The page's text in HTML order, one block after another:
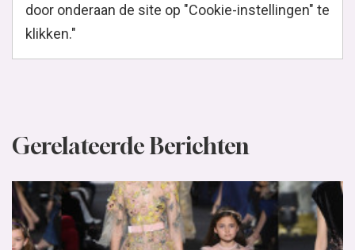
door onderaan de site op "Cookie-instellingen" te
klikken."
Gerelateerde Berichten